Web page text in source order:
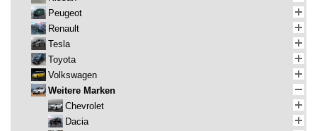
Peugeot
Renault
Tesla
Toyota
Volkswagen
Weitere Marken
Chevrolet
Dacia